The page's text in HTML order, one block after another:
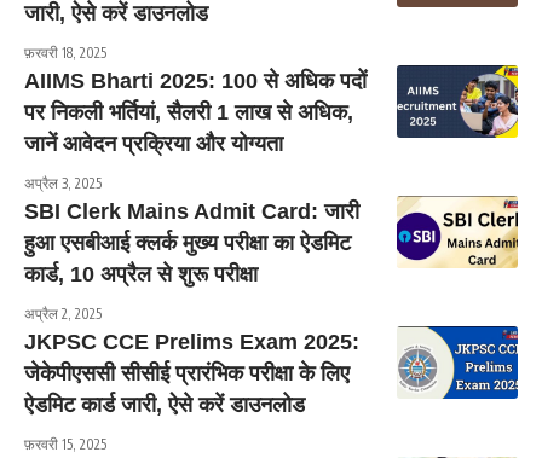
जारी, ऐसे करें डाउनलोड
फ़रवरी 18, 2025
AIIMS Bharti 2025: 100 से अधिक पदों
पर निकली भर्तियां, सैलरी 1 लाख से अधिक,
जानें आवेदन प्रक्रिया और योग्यता
अप्रैल 3, 2025
SBI Clerk Mains Admit Card: जारी
हुआ एसबीआई क्लर्क मुख्य परीक्षा का ऐडमिट
कार्ड, 10 अप्रैल से शुरू परीक्षा
अप्रैल 2, 2025
JKPSC CCE Prelims Exam 2025:
जेकेपीएससी सीसीई प्रारंभिक परीक्षा के लिए
ऐडमिट कार्ड जारी, ऐसे करें डाउनलोड
फ़रवरी 15, 2025